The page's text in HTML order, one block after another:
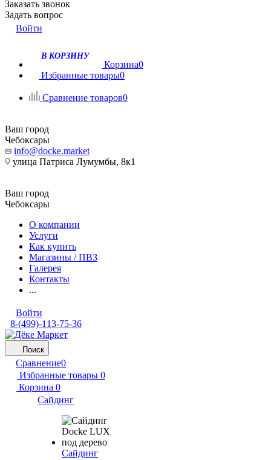
Заказать звонок
Задать вопрос
Войти
В КОРЗИНУ
Корзина0
Избранные товары0
Сравнение товаров0
Ваш город
Чебоксары
info@docke.market
улица Патриса Лумумбы, 8к1
Ваш город
Чебоксары
О компании
Услуги
Как купить
Магазины / ПВЗ
Галерея
Контакты
...
Войти
8-(499)-113-75-36
Поиск
Сравнение0
Избранные товары 0
Корзина 0
Сайдинг
Сайдинг